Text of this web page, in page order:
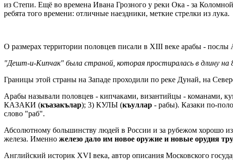
из Степи. Ещё во времена Ивана Грозного у реки Ока - за
ребята того времени: отличные наездники, меткие стрелки из лука.
О размерах территории половцев писали в XIII веке арабы -
"Дешт-и-Кипчак" была страной, которая простиралась в длину на
Границы этой страны на Западе проходили по реке Дунай, на
Арабы называли половцев - кипчаками, византийцы - команами,
КАЗАКИ (къазакълар); 3) КУЛЫ (къуллар - рабы). Казаки по-
слово "раб".
Абсолютному большинству людей в России и за рубежом хорошо
железа. Именно железо дало им новое оружие и новые орудия
Английский историк XVI века, автор описания Московского